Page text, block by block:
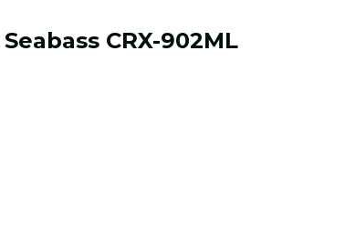
CRX-902ML